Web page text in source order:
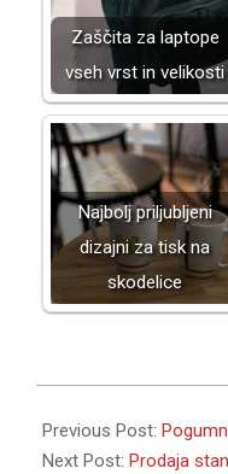
Zaščita za laptope
vseh vrst in velikosti
Najbolj priljubljeni
dizajni za tisk na
skodelice
07-
18
Previous Post:
Next Post: Prodaja